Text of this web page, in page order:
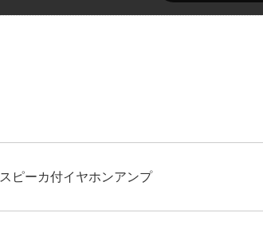
スピーカ付イヤホンアンプ